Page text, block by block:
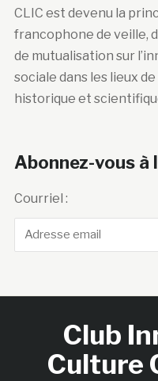
CLIC est devenu la
francophone de veille,
de mutualisation sur
sociale dans les lieux
historique et
Abonnez-vous
Courriel :
Club
Culture